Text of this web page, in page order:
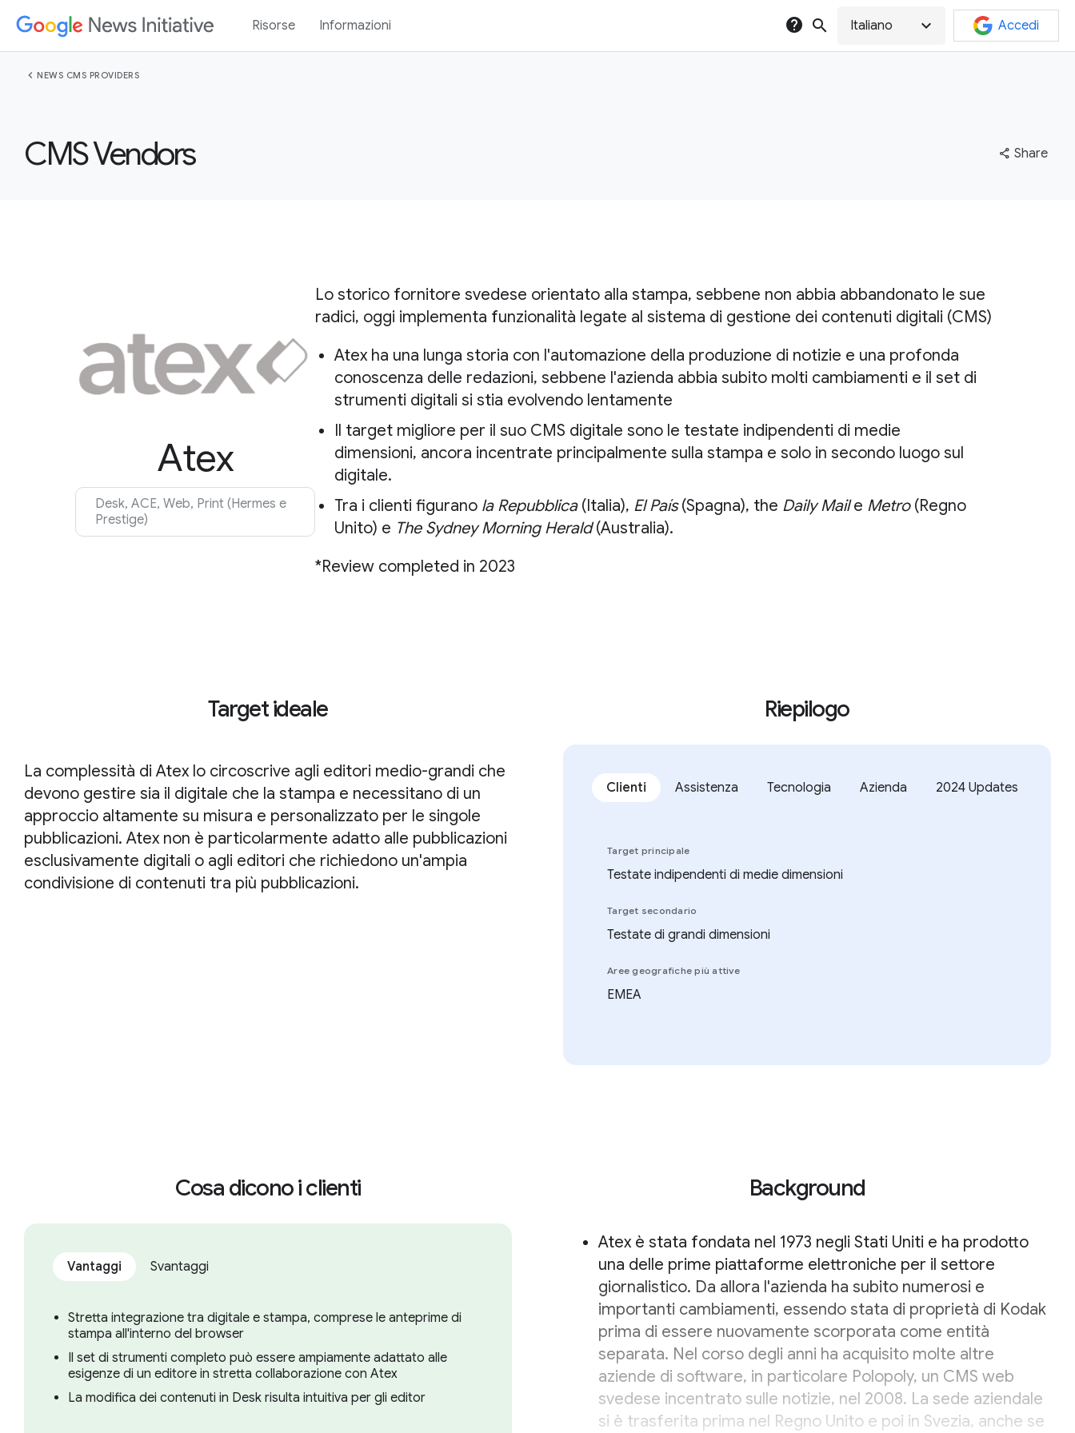
Risorse Informazioni help search Italiano expand_more Accedi
chevron_left NEWS CMS PROVIDERS
CMS Vendors share Share
Atex
Desk, ACE, Web, Print (Hermes e
Prestige)
Lo storico fornitore svedese orientato alla stampa, sebbene non abbia abbandonato le sue
radici, oggi implementa funzionalità legate al sistema di gestione dei contenuti digitali (CMS)
Atex ha una lunga storia con l'automazione della produzione di notizie e una profonda
conoscenza delle redazioni, sebbene l'azienda abbia subito molti cambiamenti e il set di
strumenti digitali si stia evolvendo lentamente
Il target migliore per il suo CMS digitale sono le testate indipendenti di medie
dimensioni, ancora incentrate principalmente sulla stampa e solo in secondo luogo sul
digitale.
Tra i clienti figurano la Repubblica(Italia), El País(Spagna), the Daily Maile Metro(Regno
Unito) e The Sydney Morning Herald(Australia).
*Review completed in 2023
Target ideale
La complessità di Atex lo circoscrive agli editori medio-grandi che
devono gestire sia il digitale che la stampa e necessitano di un
approccio altamente su misura e personalizzato per le singole
pubblicazioni. Atex non è particolarmente adatto alle pubblicazioni
esclusivamente digitali o agli editori che richiedono un'ampia
condivisione di contenuti tra più pubblicazioni.
Riepilogo
Clienti Assistenza Tecnologia Azienda 2024 Updates
Target principale
Testate indipendenti di medie dimensioni
Target secondario
Testate di grandi dimensioni
Aree geografiche più attive
EMEA
Cosa dicono i clienti
Vantaggi Svantaggi
Stretta integrazione tra digitale e stampa, comprese le anteprime di
stampa all'interno del browser
Il set di strumenti completo può essere ampiamente adattato alle
esigenze di un editore in stretta collaborazione con Atex
La modifica dei contenuti in Desk risulta intuitiva per gli editor
Background
Atex è stata fondata nel 1973 negli Stati Uniti e ha prodotto
una delle prime piattaforme elettroniche per il settore
giornalistico. Da allora l'azienda ha subito numerosi e
importanti cambiamenti, essendo stata di proprietà di Kodak
prima di essere nuovamente scorporata come entità
separata. Nel corso degli anni ha acquisito molte altre
aziende di software, in particolare Polopoly, un CMS web
svedese incentrato sulle notizie, nel 2008. La sede aziendale
si è trasferita prima nel Regno Unito e poi in Svezia, anche se